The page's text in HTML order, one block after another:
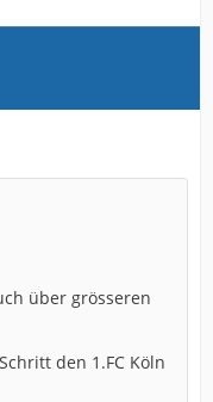
über grösseren
den 1.FC Köln